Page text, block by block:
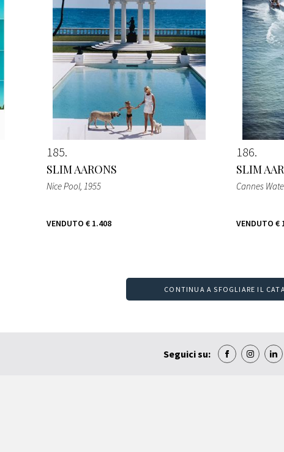
185
SLIM AARONS
Nice Pool, 1955
VENDUTO € 1.408
186
SLIM
Cannes
VENDUTO €
CONTINUA A SFOGLIARE IL
Seguici su: